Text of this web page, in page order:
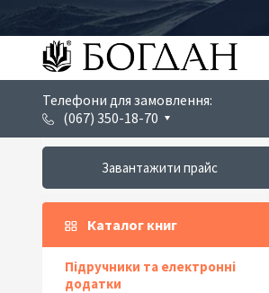
Телефони для замовлення:
(067) 350-18-70
Завантажити прайс
Каталог книг
Підручники та електронні
додатки